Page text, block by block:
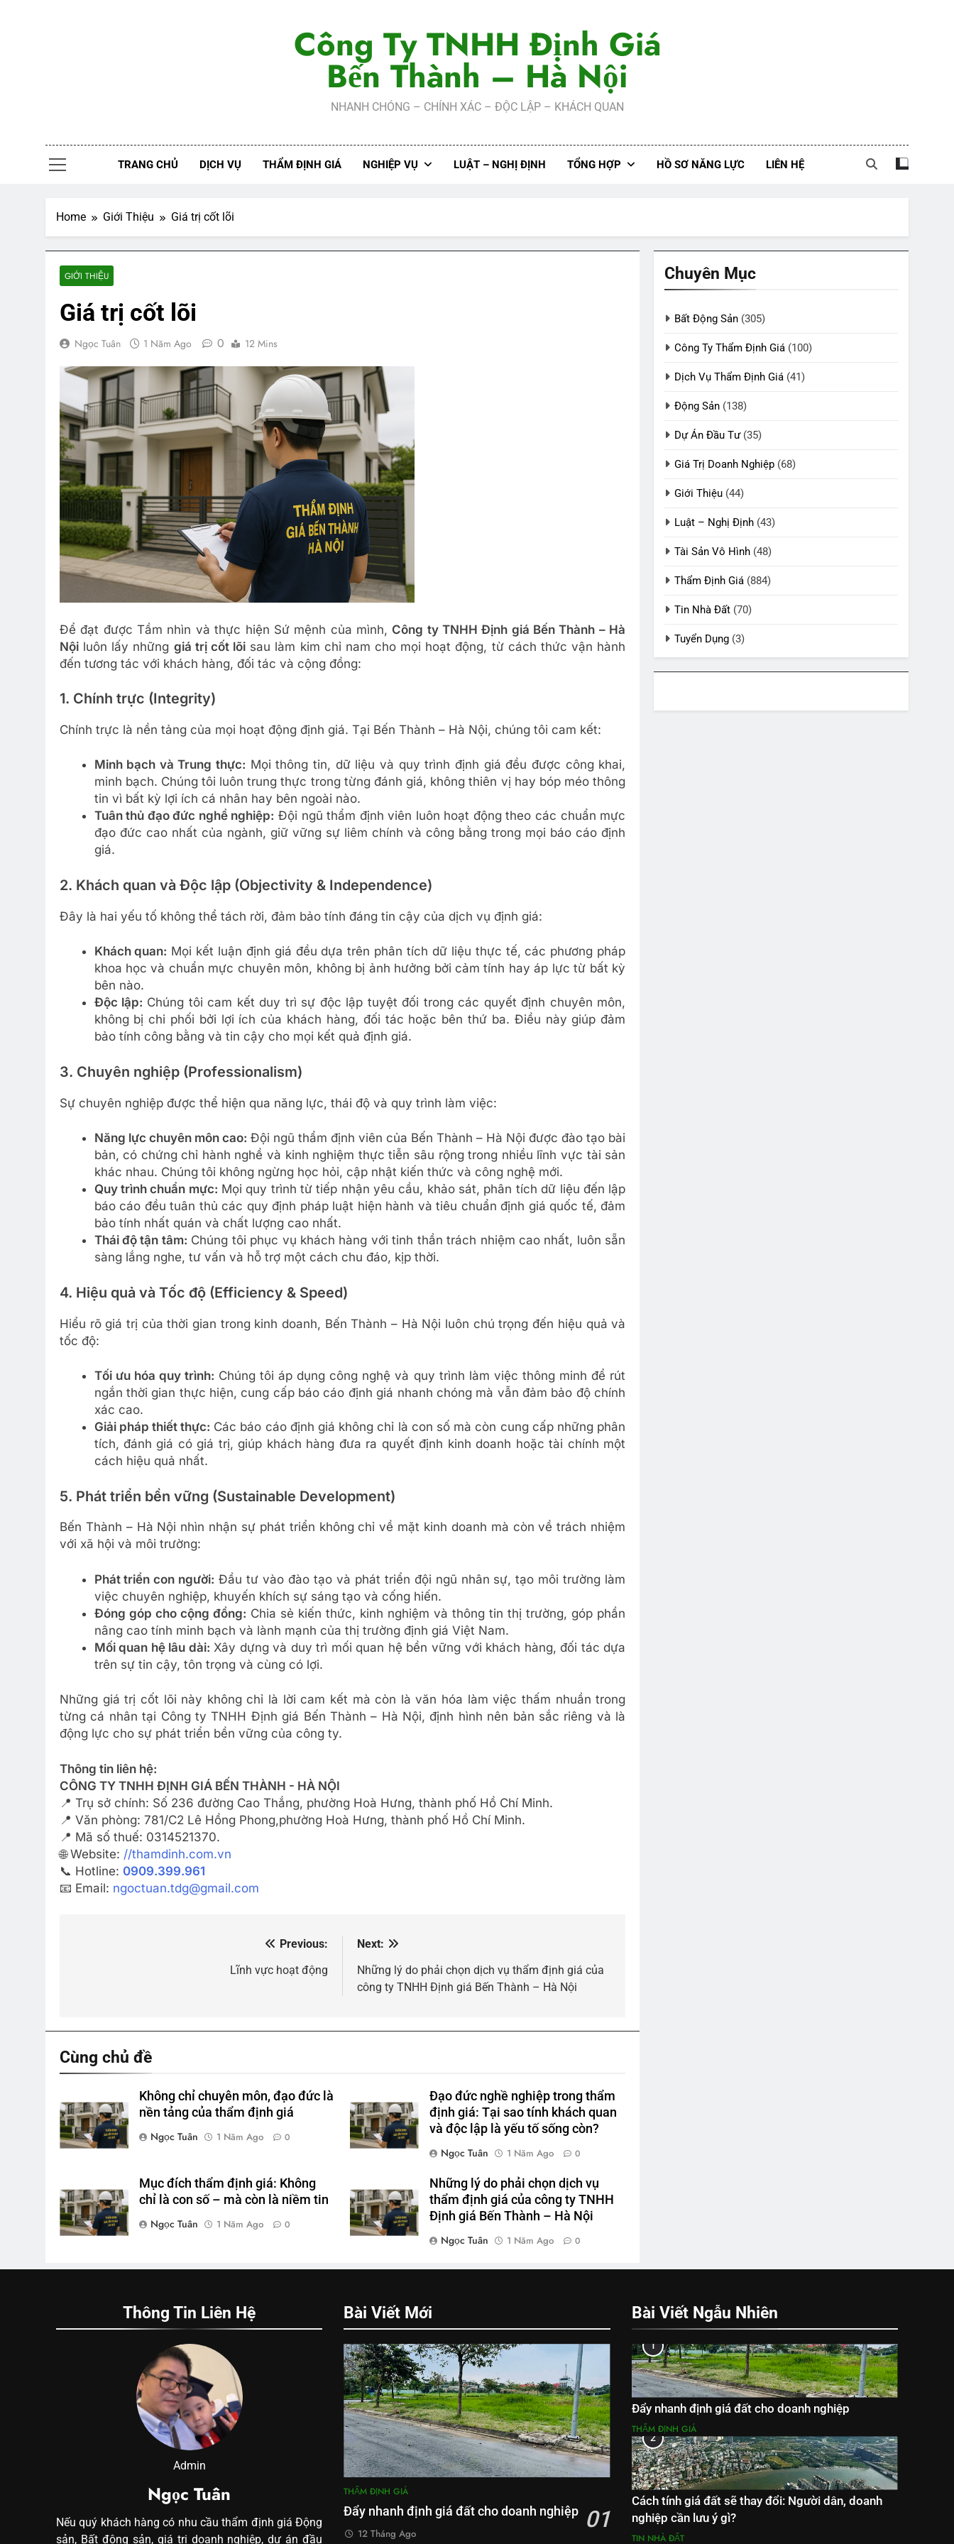
Công Ty TNHH Định Giá
Bến Thành – Hà Nội
NHANH CHÓNG – CHÍNH XÁC – ĐỘC LẬP – KHÁCH QUAN
TRANG CHỦ DỊCH VỤ THẨM ĐỊNH GIÁ NGHIỆP VỤ LUẬT – NGHỊ ĐỊNH TỔNG HỢP HỒ SƠ NĂNG LỰC LIÊN HỆ
Home Giới Thiệu Giá trị cốt lõi
GIỚI THIỆU
Giá trị cốt lõi
Ngọc Tuân 1 Năm Ago 0 12 Mins
Để đạt được Tầm nhìn và thực hiện Sứ mệnh của mình, Công ty TNHH Định giá Bến Thành – Hà
Nội luôn lấy những giá trị cốt lõi sau làm kim chỉ nam cho mọi hoạt động, từ cách thức vận hành
đến tương tác với khách hàng, đối tác và cộng đồng:
1. Chính trực (Integrity)
Chính trực là nền tảng của mọi hoạt động định giá. Tại Bến Thành – Hà Nội, chúng tôi cam kết:
Minh bạch và Trung thực: Mọi thông tin, dữ liệu và quy trình định giá đều được công khai,
minh bạch. Chúng tôi luôn trung thực trong từng đánh giá, không thiên vị hay bóp méo thông
tin vì bất kỳ lợi ích cá nhân hay bên ngoài nào.
Tuân thủ đạo đức nghề nghiệp: Đội ngũ thẩm định viên luôn hoạt động theo các chuẩn mực
đạo đức cao nhất của ngành, giữ vững sự liêm chính và công bằng trong mọi báo cáo định
giá.
2. Khách quan và Độc lập (Objectivity & Independence)
Đây là hai yếu tố không thể tách rời, đảm bảo tính đáng tin cậy của dịch vụ định giá:
Khách quan: Mọi kết luận định giá đều dựa trên phân tích dữ liệu thực tế, các phương pháp
khoa học và chuẩn mực chuyên môn, không bị ảnh hưởng bởi cảm tính hay áp lực từ bất kỳ
bên nào.
Độc lập: Chúng tôi cam kết duy trì sự độc lập tuyệt đối trong các quyết định chuyên môn,
không bị chi phối bởi lợi ích của khách hàng, đối tác hoặc bên thứ ba. Điều này giúp đảm
bảo tính công bằng và tin cậy cho mọi kết quả định giá.
3. Chuyên nghiệp (Professionalism)
Sự chuyên nghiệp được thể hiện qua năng lực, thái độ và quy trình làm việc:
Năng lực chuyên môn cao: Đội ngũ thẩm định viên của Bến Thành – Hà Nội được đào tạo bài
bản, có chứng chỉ hành nghề và kinh nghiệm thực tiễn sâu rộng trong nhiều lĩnh vực tài sản
khác nhau. Chúng tôi không ngừng học hỏi, cập nhật kiến thức và công nghệ mới.
Quy trình chuẩn mực: Mọi quy trình từ tiếp nhận yêu cầu, khảo sát, phân tích dữ liệu đến lập
báo cáo đều tuân thủ các quy định pháp luật hiện hành và tiêu chuẩn định giá quốc tế, đảm
bảo tính nhất quán và chất lượng cao nhất.
Thái độ tận tâm: Chúng tôi phục vụ khách hàng với tinh thần trách nhiệm cao nhất, luôn sẵn
sàng lắng nghe, tư vấn và hỗ trợ một cách chu đáo, kịp thời.
4. Hiệu quả và Tốc độ (Efficiency & Speed)
Hiểu rõ giá trị của thời gian trong kinh doanh, Bến Thành – Hà Nội luôn chú trọng đến hiệu quả và
tốc độ:
Tối ưu hóa quy trình: Chúng tôi áp dụng công nghệ và quy trình làm việc thông minh để rút
ngắn thời gian thực hiện, cung cấp báo cáo định giá nhanh chóng mà vẫn đảm bảo độ chính
xác cao.
Giải pháp thiết thực: Các báo cáo định giá không chỉ là con số mà còn cung cấp những phân
tích, đánh giá có giá trị, giúp khách hàng đưa ra quyết định kinh doanh hoặc tài chính một
cách hiệu quả nhất.
5. Phát triển bền vững (Sustainable Development)
Bến Thành – Hà Nội nhìn nhận sự phát triển không chỉ về mặt kinh doanh mà còn về trách nhiệm
với xã hội và môi trường:
Phát triển con người: Đầu tư vào đào tạo và phát triển đội ngũ nhân sự, tạo môi trường làm
việc chuyên nghiệp, khuyến khích sự sáng tạo và cống hiến.
Đóng góp cho cộng đồng: Chia sẻ kiến thức, kinh nghiệm và thông tin thị trường, góp phần
nâng cao tính minh bạch và lành mạnh của thị trường định giá Việt Nam.
Mối quan hệ lâu dài: Xây dựng và duy trì mối quan hệ bền vững với khách hàng, đối tác dựa
trên sự tin cậy, tôn trọng và cùng có lợi.
Những giá trị cốt lõi này không chỉ là lời cam kết mà còn là văn hóa làm việc thấm nhuần trong
từng cá nhân tại Công ty TNHH Định giá Bến Thành – Hà Nội, định hình nên bản sắc riêng và là
động lực cho sự phát triển bền vững của công ty.
Thông tin liên hệ:
CÔNG TY TNHH ĐỊNH GIÁ BẾN THÀNH - HÀ NỘI
📍 Trụ sở chính: Số 236 đường Cao Thắng, phường Hoà Hưng, thành phố Hồ Chí Minh.
📍 Văn phòng: 781/C2 Lê Hồng Phong,phường Hoà Hưng, thành phố Hồ Chí Minh.
📍 Mã số thuế: 0314521370.
🌐 Website: //thamdinh.com.vn
📞 Hotline: 0909.399.961
📧 Email: ngoctuan.tdg@gmail.com
Previous:
Lĩnh vực hoạt động
Next:
Những lý do phải chọn dịch vụ thẩm định giá của
công ty TNHH Định giá Bến Thành – Hà Nội
Cùng chủ đề
Không chỉ chuyên môn, đạo đức là
nền tảng của thẩm định giá
Ngọc Tuân
1 Năm Ago 0
Đạo đức nghề nghiệp trong thẩm
định giá: Tại sao tính khách quan
và độc lập là yếu tố sống còn?
Ngọc Tuân
1 Năm Ago 0
Mục đích thẩm định giá: Không
chỉ là con số – mà còn là niềm tin
Ngọc Tuân
1 Năm Ago 0
Những lý do phải chọn dịch vụ
thẩm định giá của công ty TNHH
Định giá Bến Thành – Hà Nội
Ngọc Tuân
1 Năm Ago 0
Chuyên Mục
Bất Động Sản (305)
Công Ty Thẩm Định Giá (100)
Dịch Vụ Thẩm Định Giá (41)
Động Sản (138)
Dự Án Đầu Tư(35)
Giá Trị Doanh Nghiệp (68)
Giới Thiệu (44)
Luật – Nghị Định (43)
Tài Sản Vô Hình (48)
Thẩm Định Giá (884)
Tin Nhà Đất (70)
Tuyển Dụng (3)
Thông Tin Liên Hệ
Admin
Ngọc Tuân
Nếu quý khách hàng có nhu cầu thẩm định giá Động
sản, Bất động sản, giá trị doanh nghiệp, dự án đầu
Bài Viết Mới
THẨM ĐỊNH GIÁ
Đẩy nhanh định giá đất cho doanh nghiệp 01
12 Tháng Ago
Bài Viết Ngẫu Nhiên
1
Đẩy nhanh định giá đất cho doanh nghiệp
THẨM ĐỊNH GIÁ
2
Cách tính giá đất sẽ thay đổi: Người dân, doanh
nghiệp cần lưu ý gì?
TIN NHÀ ĐẤT